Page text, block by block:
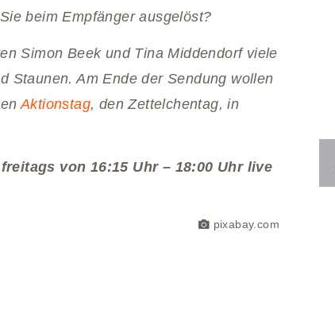
beim Empfänger ausgelöst?
Simon Beek und Tina Middendorf viele
Staunen. Am Ende der Sendung wollen
Aktionstag, den Zettelchentag, in
von 16:15 Uhr – 18:00 Uhr live
pixabay.com